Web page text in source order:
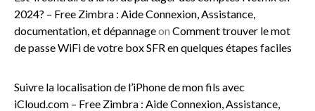
2024? – Free Zimbra : Aide Connexion, Assistance,
documentation, et dépannageon Comment trouver le mot
de passe WiFi de votre box SFR en quelques étapes faciles
Suivre la localisation de l’iPhone de mon fils avec
iCloud.com – Free Zimbra : Aide Connexion, Assistance,